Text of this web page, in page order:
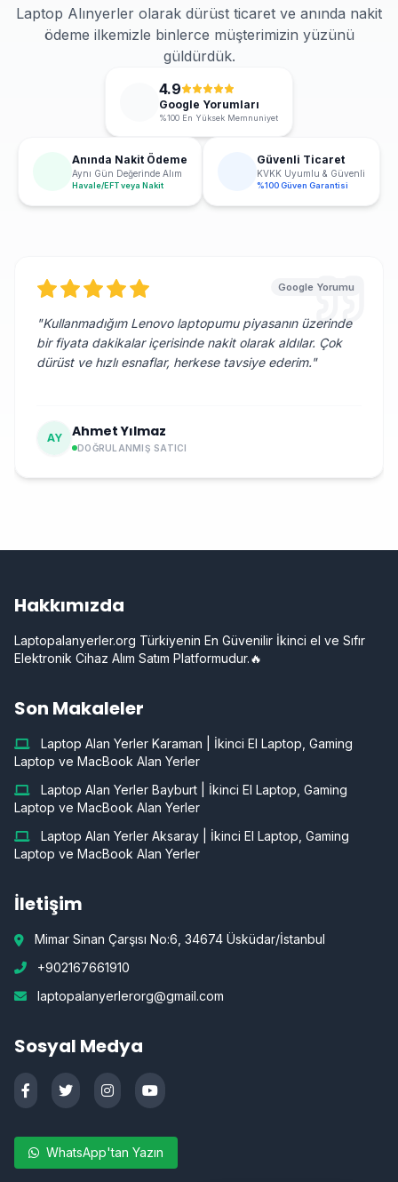
Laptop Alınyerler olarak dürüst ticaret ve anında nakit
ödeme ilkemizle binlerce müşterimizin yüzünü
güldürdük.
4.9
Google Yorumları
%100 En Yüksek Memnuniyet
Anında Nakit Ödeme
Aynı Gün Değerinde Alım
Havale/EFT veya Nakit
Güvenli Ticaret
KVKK Uyumlu & Güvenli
%100 Güven Garantisi
Google Yorumu
"Kullanmadığım Lenovo laptopumu piyasanın üzerinde
bir fiyata dakikalar içerisinde nakit olarak aldılar. Çok
dürüst ve hızlı esnaflar, herkese tavsiye ederim."
AY Ahmet Yılmaz
DOĞRULANMIŞ SATICI
Hakkımızda
Laptopalanyerler.org Türkiyenin En Güvenilir İkinci el ve Sıfır
Elektronik Cihaz Alım Satım Platformudur.🔥
Son Makaleler
Laptop Alan Yerler Karaman | İkinci El Laptop, Gaming
Laptop ve MacBook Alan Yerler
Laptop Alan Yerler Bayburt | İkinci El Laptop, Gaming
Laptop ve MacBook Alan Yerler
Laptop Alan Yerler Aksaray | İkinci El Laptop, Gaming
Laptop ve MacBook Alan Yerler
İletişim
Mimar Sinan Çarşısı No:6, 34674 Üsküdar/İstanbul
+902167661910
laptopalanyerlerorg@gmail.com
Sosyal Medya
WhatsApp'tan Yazın